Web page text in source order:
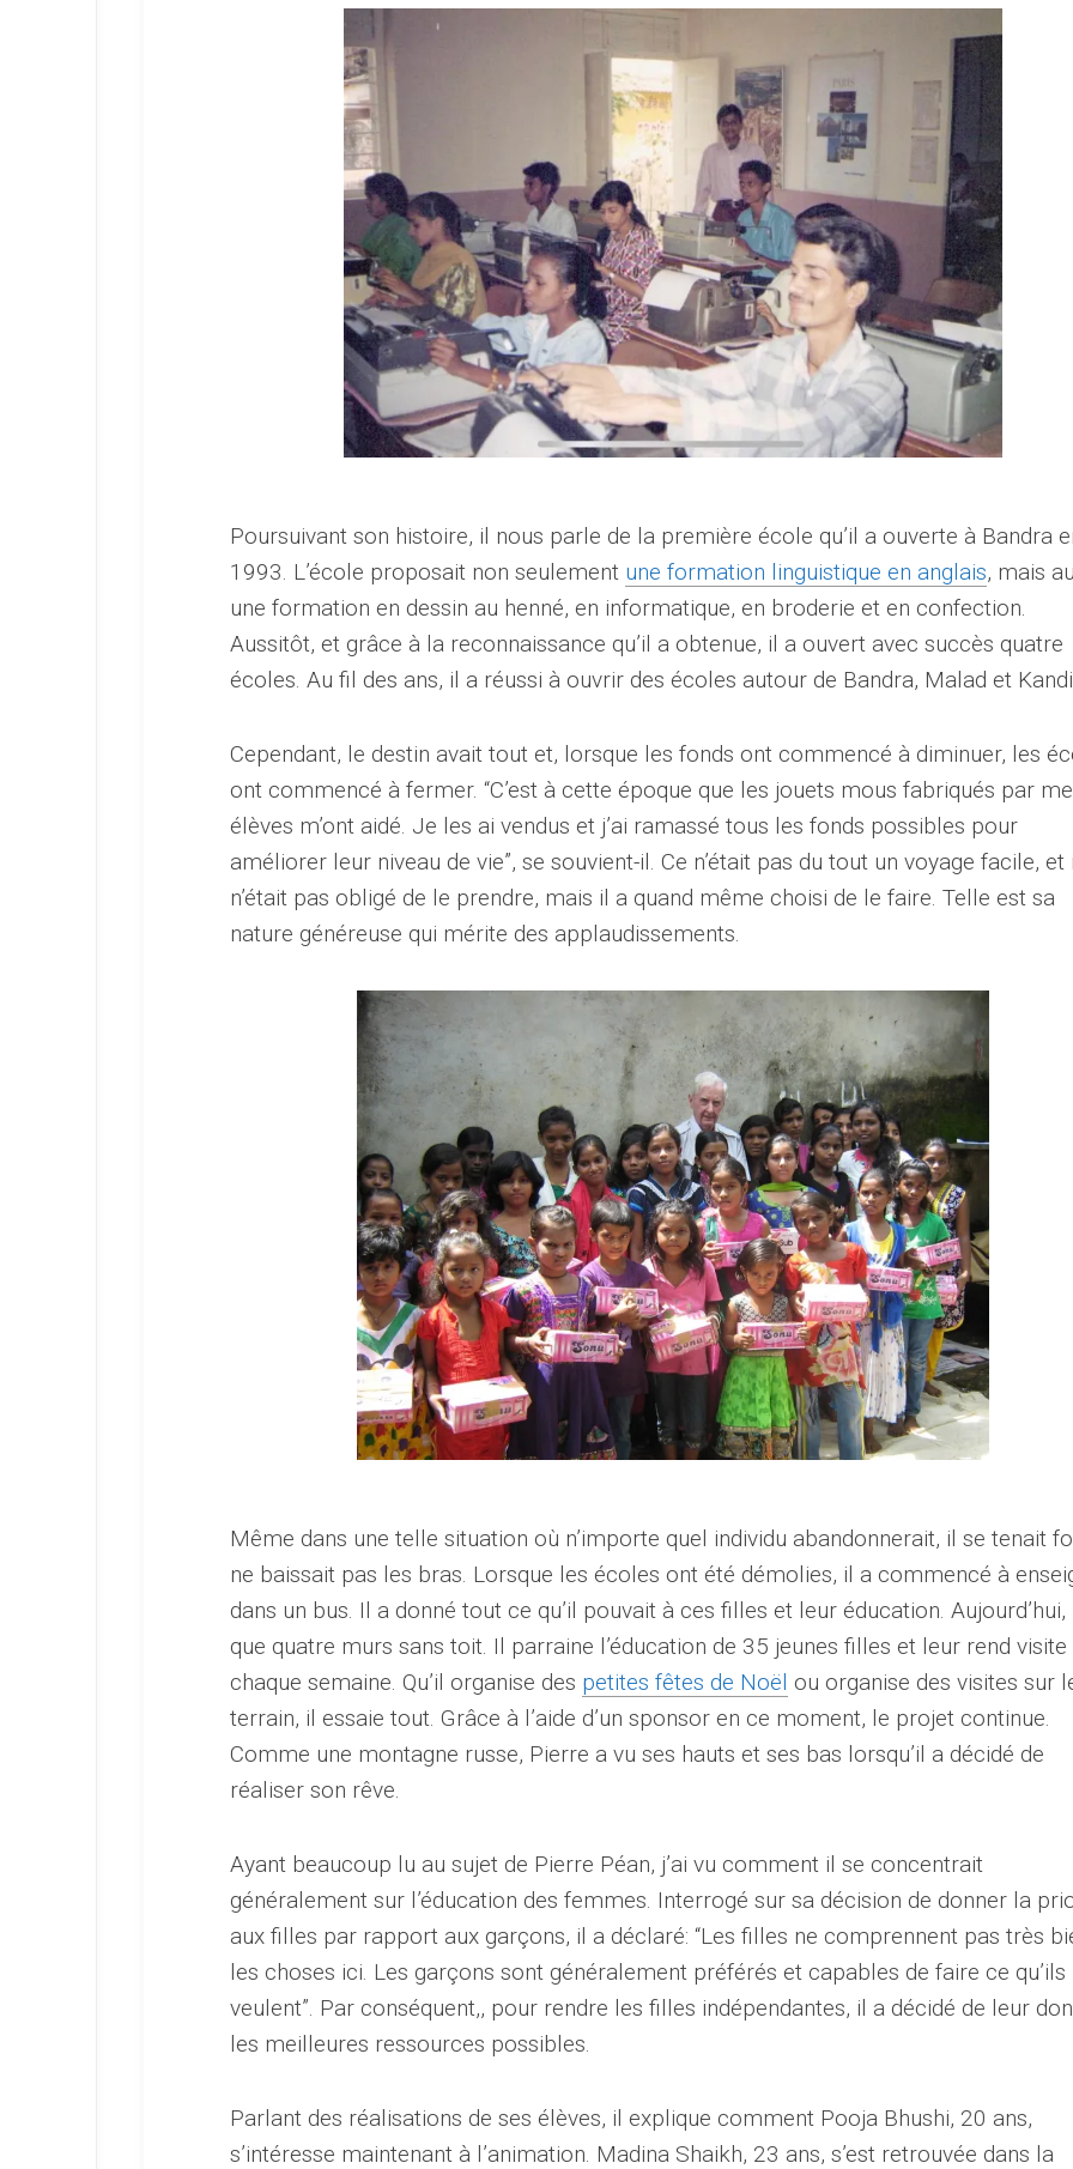
Poursuivant son histoire, il nous parle de la première école qu’il a ouverte à Bandra
1993. L’école proposait non seulement une formation linguistique en anglais, mais
une formation en dessin au henné, en informatique, en broderie et en confection.
Aussitôt, et grâce à la reconnaissance qu’il a obtenue, il a ouvert avec succès quatre
écoles. Au fil des ans, il a réussi à ouvrir des écoles autour de Bandra, Malad et
Cependant, le destin avait tout et, lorsque les fonds ont commencé à diminuer, les
ont commencé à fermer. “C’est à cette époque que les jouets mous fabriqués par
élèves m’ont aidé. Je les ai vendus et j’ai ramassé tous les fonds possibles pour
améliorer leur niveau de vie”, se souvient-il. Ce n’était pas du tout un voyage facile, et
n’était pas obligé de le prendre, mais il a quand même choisi de le faire. Telle est sa
nature généreuse qui mérite des applaudissements.
Même dans une telle situation où n’importe quel individu abandonnerait, il se tenait
ne baissait pas les bras. Lorsque les écoles ont été démolies, il a commencé à
dans un bus. Il a donné tout ce qu’il pouvait à ces filles et leur éducation. Aujourd’hui,
que quatre murs sans toit. Il parraine l’éducation de 35 jeunes filles et leur rend visite
chaque semaine. Qu’il organise des petites fêtes de Noël ou organise des visites sur
terrain, il essaie tout. Grâce à l’aide d’un sponsor en ce moment, le projet continue.
Comme une montagne russe, Pierre a vu ses hauts et ses bas lorsqu’il a décidé de
réaliser son rêve.
Ayant beaucoup lu au sujet de Pierre Péan, j’ai vu comment il se concentrait
généralement sur l’éducation des femmes. Interrogé sur sa décision de donner la
aux filles par rapport aux garçons, il a déclaré: “Les filles ne comprennent pas très
les choses ici. Les garçons sont généralement préférés et capables de faire ce qu’ils
veulent”. Par conséquent,, pour rendre les filles indépendantes, il a décidé de leur
les meilleures ressources possibles.
Parlant des réalisations de ses élèves, il explique comment Pooja Bhushi, 20 ans,
s’intéresse maintenant à l’animation. Madina Shaikh, 23 ans, s’est retrouvée dans la